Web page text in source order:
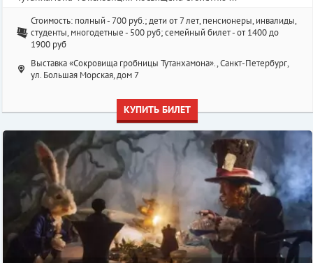
Стоимость: полный - 700 руб.; дети от 7 лет, пенсионеры, инвалиды,
студенты, многодетные - 500 руб; семейный билет - от 1400 до
1900 руб
Выставка «Сокровища гробницы Тутанхамона»., Санкт-Петербург,
ул. Большая Морская, дом 7
КУПИТЬ БИЛЕТ